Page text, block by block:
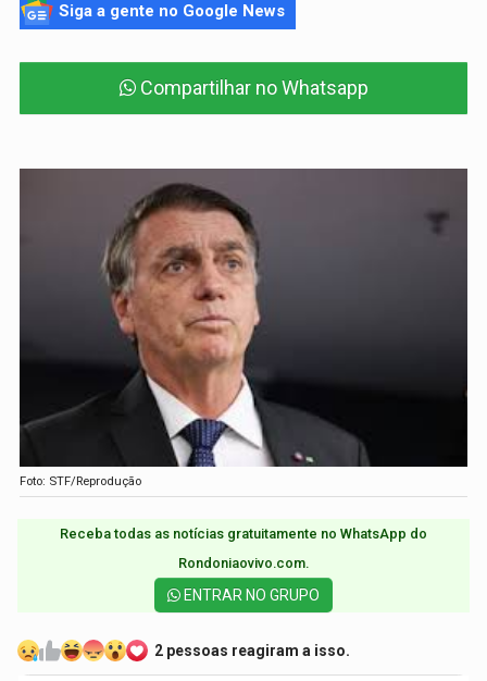
Siga a gente no Google News
Compartilhar no Whatsapp
Foto: STF/Reprodução
Receba todas as notícias gratuitamente no WhatsApp do
Rondoniaovivo.com.​
ENTRAR NO GRUPO
2 pessoas reagiram a isso.